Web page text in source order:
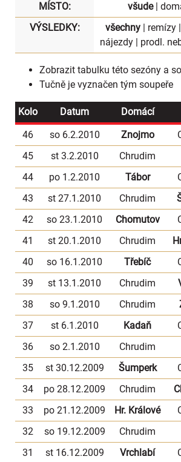
MÍSTO:
všude|
VÝSLEDKY:
všechny| remízy|
nájezdy | prodl.
Zobrazit tabulku této sezóny a
Tučně je vyznačen tým soupeře
Kolo Datum Domácí
46
so 6.2.2010 Znojmo
45
st 3.2.2010 Chrudim
44
po 1.2.2010 Tábor
43
st 27.1.2010 Chrudim
42
so 23.1.2010 Chomutov
41
st 20.1.2010 Chrudim
40
so 16.1.2010 Třebíč
39
st 13.1.2010 Chrudim
38
so 9.1.2010 Chrudim
37
st 6.1.2010 Kadaň
36
so 2.1.2010 Chrudim
35
st 30.12.2009 Šumperk
34
po 28.12.2009 Chrudim
33
po 21.12.2009 Hr. Králové
32
so 19.12.2009 Chrudim
31
st 16.12.2009 Vrchlabí